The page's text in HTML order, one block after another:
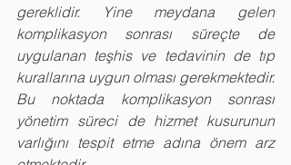
gereklidir. Yine meydana gelen
komplikasyon sonrası süreçte de
uygulanan teşhis ve tedavinin de tıp
kurallarına uygun olması gerekmektedir.
Bu noktada komplikasyon sonrası
yönetim süreci de hizmet kusurunun
varlığını tespit etme adına önem arz